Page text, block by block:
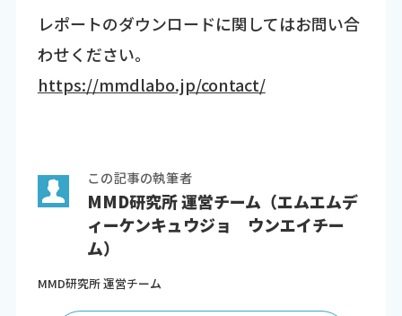
レポートのダウンロードに関してはお問い合
わせください。
https://mmdlabo.jp/contact/
この記事の執筆者
MMD研究所 運営チーム（エムエムデ
ィーケンキュウジョ ウンエイチー
ム）
MMD研究所 運営チーム